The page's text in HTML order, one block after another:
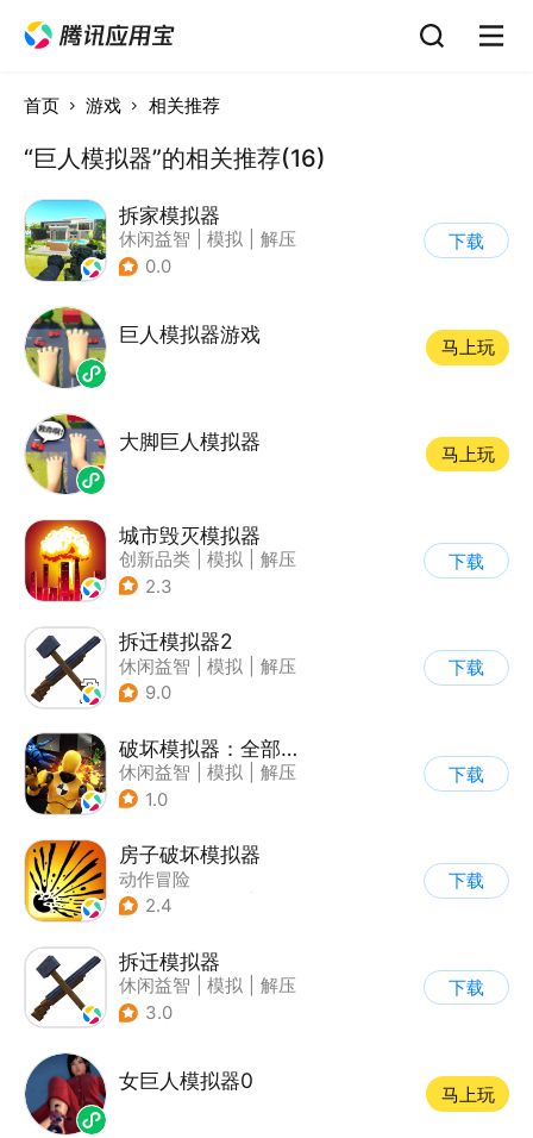
首页 游戏 相关推荐
“巨人模拟器”的相关推荐(16)
拆家模拟器
休闲益智 模拟
解压
| 写实
0.0
下载
巨人模拟器游戏
马上玩
大脚巨人模拟器
马上玩
城市毁灭模拟器
创新品类 模拟
解压
| 开放世界
2.3
下载
拆迁模拟器2
休闲益智 模拟
解压
| 卡通
9.0
下载
破坏模拟器：全部毁灭
休闲益智 模拟
解压
| 写实
1.0
下载
房子破坏模拟器
动作冒险
| 第一人称射击
2.4
下载
拆迁模拟器
休闲益智 模拟
解压
| 写实
3.0
下载
女巨人模拟器0
马上玩